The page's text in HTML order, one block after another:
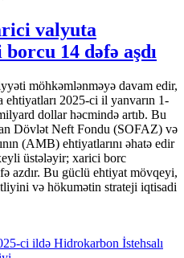
valyuta
14 dəfə aşdı
möhkəmlənməyə davam edir,
2025-ci il yanvarın 1-
dollar həcmində artıb. Bu
Dövlət Neft Fondu (SOFAZ) və
(AMB) ehtiyatlarını əhatə edir
üstələyir; xarici borc
azdır. Bu güclü ehtiyat mövqeyi,
və hökumətin strateji iqtisadi